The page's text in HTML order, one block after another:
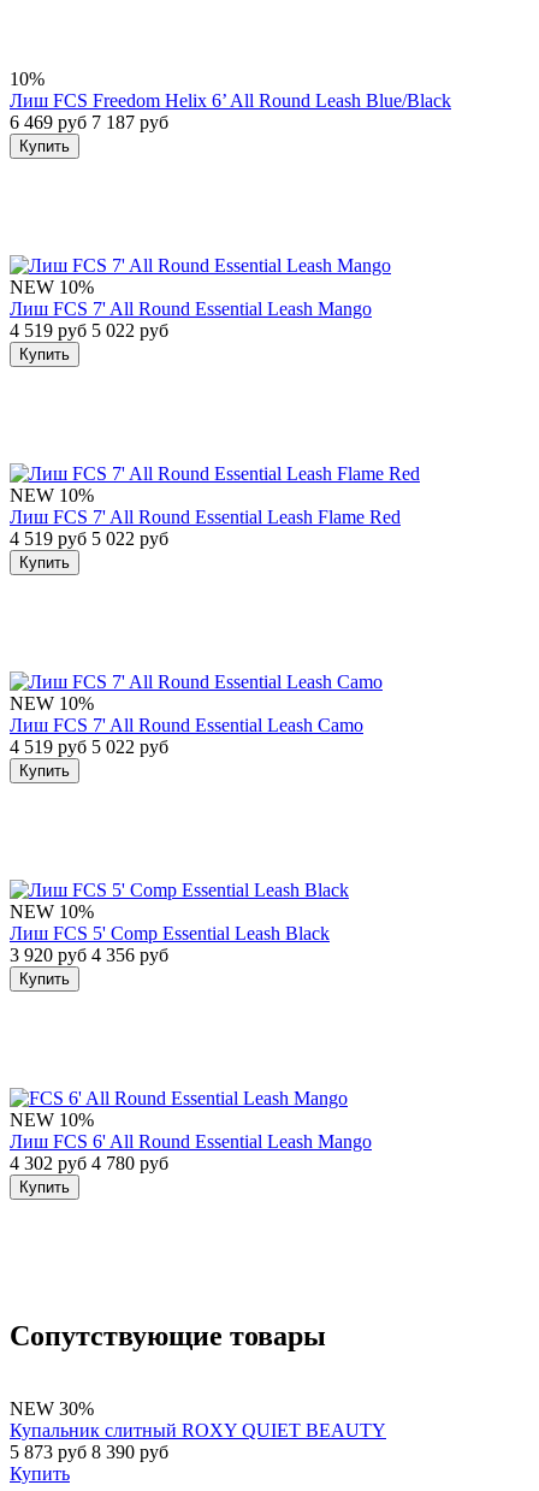
10%
Лиш FCS Freedom Helix 6’ All Round Leash Blue/Black
6 469 руб 7 187 руб
Купить
NEW 10%
Лиш FCS 7' All Round Essential Leash Mango
4 519 руб 5 022 руб
Купить
NEW 10%
Лиш FCS 7' All Round Essential Leash Flame Red
4 519 руб 5 022 руб
Купить
NEW 10%
Лиш FCS 7' All Round Essential Leash Camo
4 519 руб 5 022 руб
Купить
NEW 10%
Лиш FCS 5' Comp Essential Leash Black
3 920 руб 4 356 руб
Купить
NEW 10%
Лиш FCS 6' All Round Essential Leash Mango
4 302 руб 4 780 руб
Купить
Сопутствующие товары
NEW 30%
Купальник слитный ROXY QUIET BEAUTY
5 873 руб 8 390 руб
Купить